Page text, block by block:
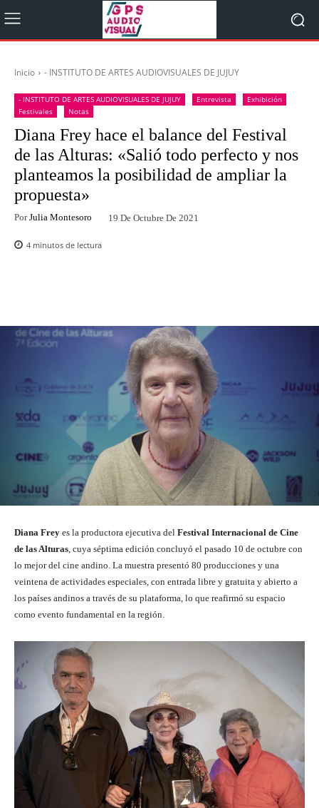
Inicio - INSTITUTO DE ARTES AUDIOVISUALES DE JUJUY
- INSTITUTO DE ARTES AUDIOVISUALES DE JUJUY Entrevista
Exhibición
Festivales
Notas
Diana Frey hace el balance del Festival
de las Alturas: «Salió todo perfecto y nos
planteamos la posibilidad de ampliar la
propuesta»
Por Julia Montesoro 19 De Octubre De 2021
4 minutos de lectura
Diana Frey es la productora ejecutiva del Festival Internacional de Cine
de las Alturas , cuya séptima edición concluyó el pasado 10 de octubre con
lo mejor del cine andino. La muestra presentó 80 producciones y una
veintena de actividades especiales, con entrada libre y gratuita y abierto a
los países andinos a través de su plataforma, lo que reafirmó su espacio
como evento fundamental en la región.